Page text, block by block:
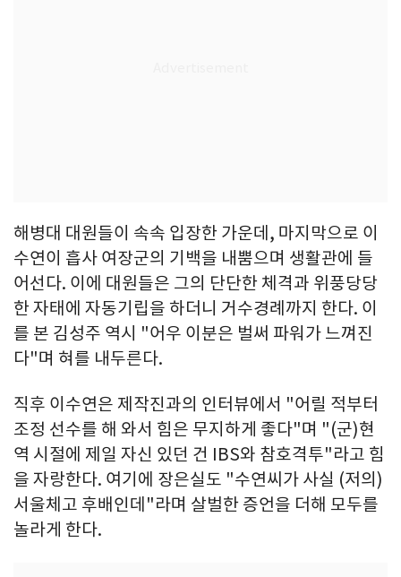
해병대 대원들이 속속 입장한 가운데, 마지막으로 이
수연이 흡사 여장군의 기백을 내뿜으며 생활관에 들
어선다. 이에 대원들은 그의 단단한 체격과 위풍당당
한 자태에 자동기립을 하더니 거수경례까지 한다. 이
를 본 김성주 역시 "어우 이분은 벌써 파워가 느껴진
다"며 혀를 내두른다.
직후 이수연은 제작진과의 인터뷰에서 "어릴 적부터
조정 선수를 해 와서 힘은 무지하게 좋다"며 "(군)현
역 시절에 제일 자신 있던 건 IBS와 참호격투"라고 힘
을 자랑한다. 여기에 장은실도 "수연씨가 사실 (저의)
서울체고 후배인데"라며 살벌한 증언을 더해 모두를
놀라게 한다.